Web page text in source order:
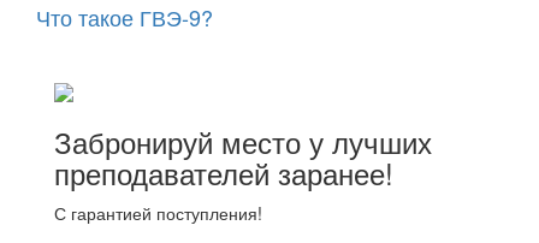
Что такое ГВЭ-9?
Забронируй место у лучших
преподавателей заранее!
С гарантией поступления!